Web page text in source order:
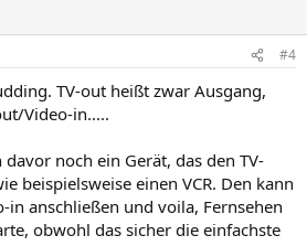
#4
TV-out heißt zwar Ausgang,
Video-in.....
noch ein Gerät, das den TV-
beispielsweise einen VCR. Den kann
in anschließen und voila, Fernsehen
obwohl das sicher die einfachste